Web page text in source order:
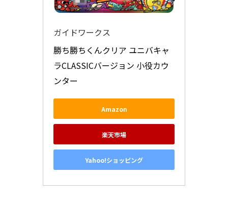
ガイドワークス
勝ち勝ちくんクリア ユニバキャ
ラCLASSICバージョン 小役カウ
ンター
Amazon
楽天市場
Yahoo!ショッピング